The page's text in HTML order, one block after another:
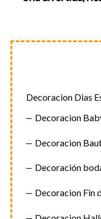
Decoracion Dias
Decoracion
Decoracion
Decoración
Decoracion Fin